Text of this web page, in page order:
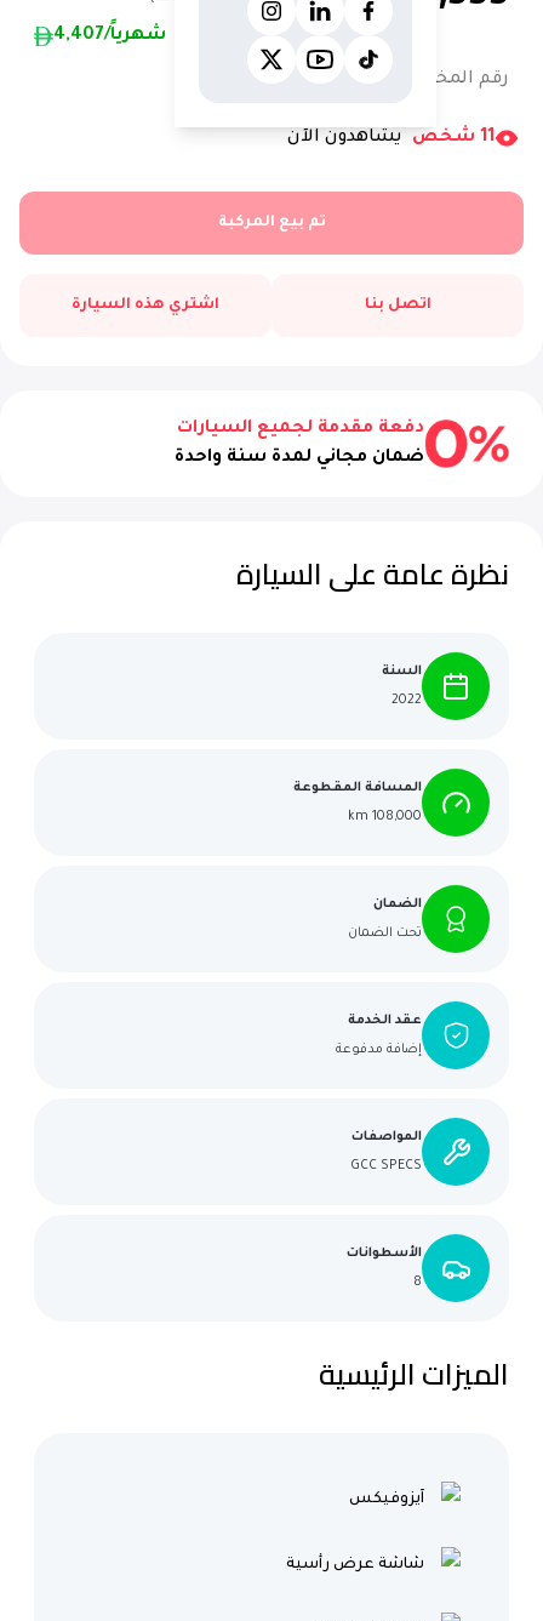
4,407 /شهرياً
رقم المخزون:
11 شخص يشاهدون الآن
تم بيع المركبة
اتصل بنا اشتري هذه السيارة
دفعة مقدمة لجميع السيارات
ضمان مجاني لمدة سنة واحدة
نظرة عامة على السيارة
السنة
2022
المسافة المقطوعة
108,000 km
الضمان
تحت الضمان
عقد الخدمة
إضافة مدفوعة
المواصفات
GCC SPECS
الأسطوانات
8
الميزات الرئيسية
آيزوفيكس
شاشة عرض رأسية